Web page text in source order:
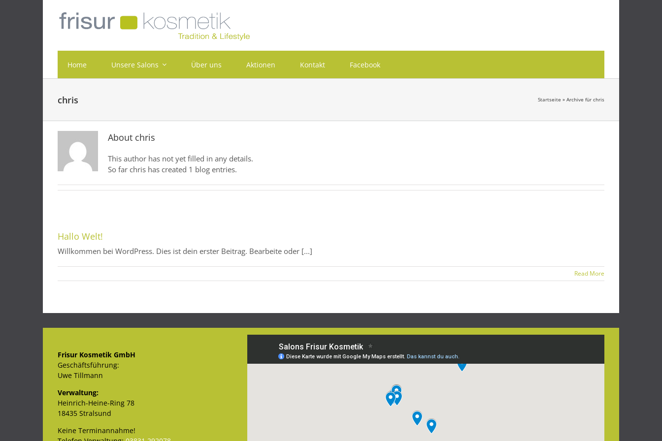
Home Unsere Salons Über uns Aktionen Kontakt Facebook
chris Startseite » Archive für chris
About chris
This author has not yet filled in any details.
So far chris has created 1 blog entries.
Hallo Welt!
Willkommen bei WordPress. Dies ist dein erster Beitrag. Bearbeite oder [...]
Read More
Frisur Kosmetik GmbH
Geschäftsführung:
Uwe Tillmann
Verwaltung:
Heinrich-Heine-Ring 78
18435 Stralsund
Keine Terminannahme!